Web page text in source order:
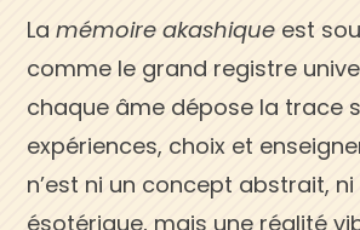
Lamémoire akashique est
comme le grand registre
chaque âme dépose la trace
expériences, choix et
n’est ni un concept abstrait,
ésotérique, mais une réalité